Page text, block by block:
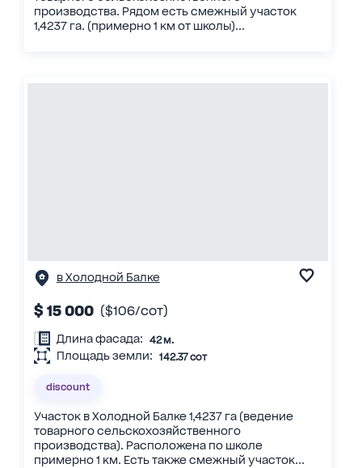
производства. Рядом есть смежный участок
1,4237 га. (примерно 1 км от школы)...
в Холодной Балке
$ 15 000 ($106/сот)
Длина фасада: 42 м.
Площадь земли: 142.37 сот
discount
Участок в Холодной Балке 1,4237 га (ведение
товарного сельскохозяйственного
производства). Расположена по школе
примерно 1 км. Есть также смежный участок...